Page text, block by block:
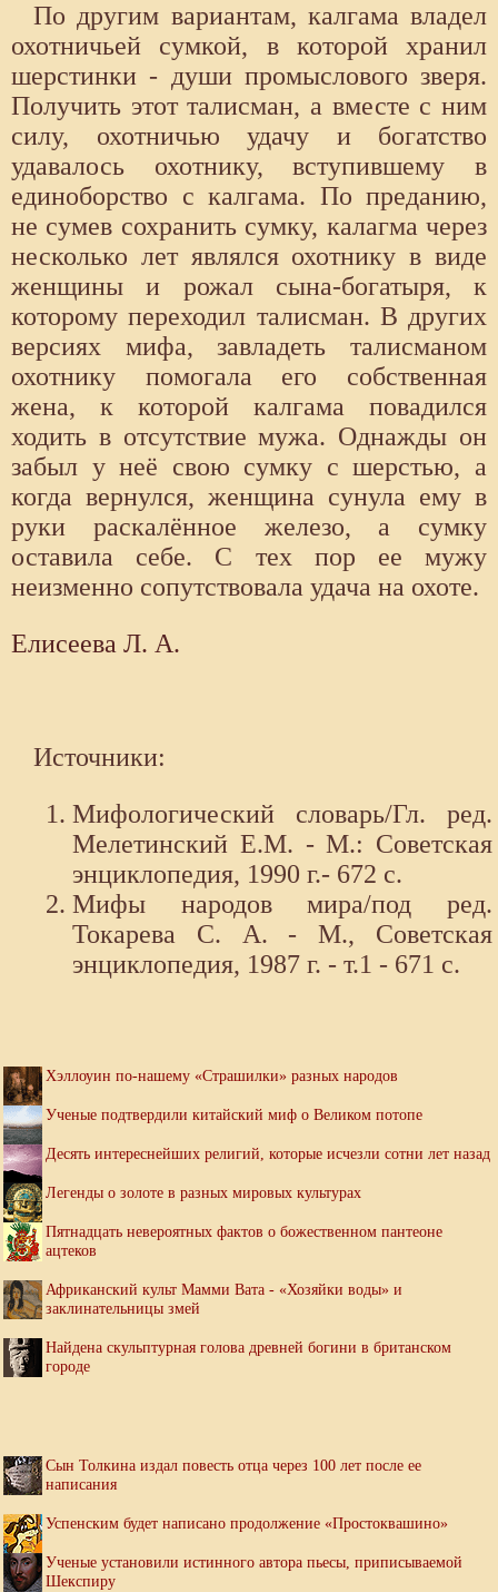
По другим вариантам, калгама владел
охотничьей сумкой, в которой хранил
шерстинки - души промыслового зверя.
Получить этот талисман, а вместе с ним
силу, охотничью удачу и богатство
удавалось охотнику, вступившему в
единоборство с калгама. По преданию,
не сумев сохранить сумку, калагма через
несколько лет являлся охотнику в виде
женщины и рожал сына-богатыря, к
которому переходил талисман. В других
версиях мифа, завладеть талисманом
охотнику помогала его собственная
жена, к которой калгама повадился
ходить в отсутствие мужа. Однажды он
забыл у неё свою сумку с шерстью, а
когда вернулся, женщина сунула ему в
руки раскалённое железо, а сумку
оставила себе. С тех пор ее мужу
неизменно сопутствовала удача на охоте.
Елисеева Л. А.
Источники:
Мифологический словарь/Гл. ред.
Мелетинский Е.М. - М.: Советская
энциклопедия, 1990 г.- 672 с.
Мифы народов мира/под ред.
Токарева С. А. - М., Советская
энциклопедия, 1987 г. - т.1 - 671 с.
Хэллоуин по-нашему «Страшилки» разных народов
Ученые подтвердили китайский миф о Великом потопе
Десять интереснейших религий, которые исчезли сотни лет назад
Легенды о золоте в разных мировых культурах
Пятнадцать невероятных фактов о божественном пантеоне
ацтеков
Африканский культ Мамми Вата - «Хозяйки воды» и
заклинательницы змей
Найдена скульптурная голова древней богини в британском
городе
Сын Толкина издал повесть отца через 100 лет после ее
написания
Успенским будет написано продолжение «Простоквашино»
Ученые установили истинного автора пьесы, приписываемой
Шекспиру